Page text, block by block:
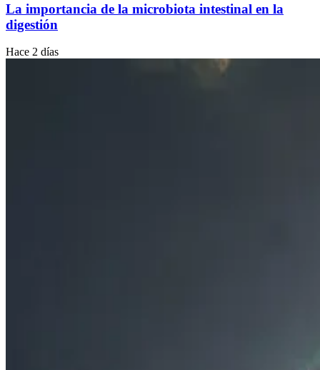
La importancia de la microbiota intestinal en la
digestión
Hace 2 días